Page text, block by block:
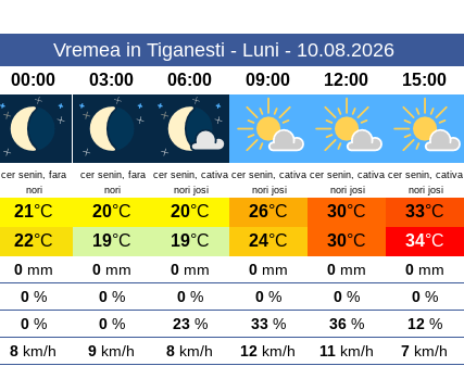
Vremea in Tiganesti - Luni - 10.08.2026
00:00 03:00 06:00 09:00 12:00 15:00
cer senin, fara
nori
cer senin, fara
nori
cer senin, cativa
nori josi
cer senin, cativa
nori josi
cer senin, cativa
nori josi
cer senin, cativa
nori josi
21°C 20°C 20°C 26°C 30°C 33°C
22°C 19°C 19°C 24°C 30°C 34°C
0mm 0mm 0mm 0mm 0mm 0mm
0% 0% 0% 0% 0% 0%
0% 0% 23% 33% 36% 12%
8 km/h 9 km/h 8 km/h 12 km/h 11km/h 7 km/h